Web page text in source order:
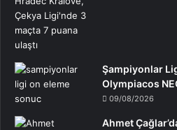
Şampiyonlar
Olympiacos
09/08/2026
Ahmet